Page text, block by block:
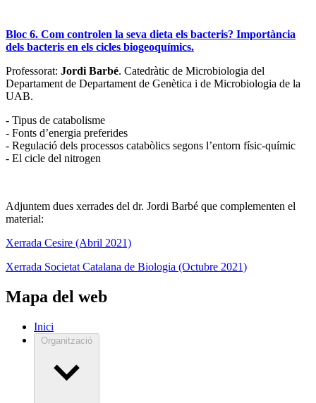
Bloc 6. Com controlen la seva dieta els bacteris? Importància
dels bacteris en els cicles biogeoquímics.
Professorat: Jordi Barbé. Catedràtic de Microbiologia del
Departament de Departament de Genètica i de Microbiologia de la
UAB.
- Tipus de catabolisme
- Fonts d’energia preferides
- Regulació dels processos catabòlics segons l’entorn físic-químic
- El cicle del nitrogen
Adjuntem dues xerrades del dr. Jordi Barbé que complementen el
material:
Xerrada Cesire (Abril 2021)
Xerrada Societat Catalana de Biologia (Octubre 2021)
Mapa del web
Inici
Organització